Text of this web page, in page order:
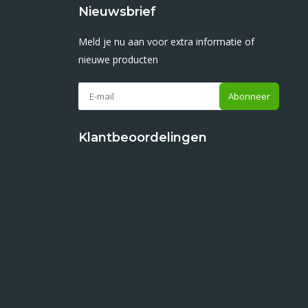
Nieuwsbrief
Meld je nu aan voor extra informatie of
nieuwe producten
Abonneer
Klantbeoordelingen